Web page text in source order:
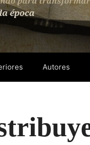
Autores